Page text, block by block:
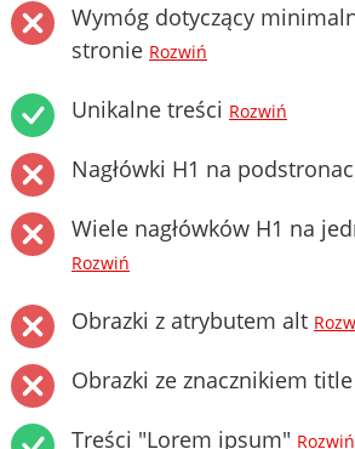
Wymóg dotyczący
stronie Rozwiń
Unikalne treści Rozwiń
Nagłówki H1 na
Wiele nagłówków H1 na
Rozwiń
Obrazki z atrybutem alt
Obrazki ze znacznikiem title
Treści "Lorem ipsum" Rozwiń